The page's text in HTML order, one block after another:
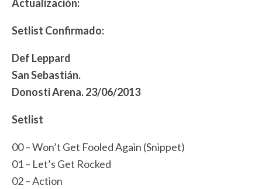
Actualización:
Setlist Confirmado:
Def Leppard
San Sebastián.
Donosti Arena. 23/06/2013
Setlist
00 – Won’t Get Fooled Again (Snippet)
01 – Let’s Get Rocked
02 – Action